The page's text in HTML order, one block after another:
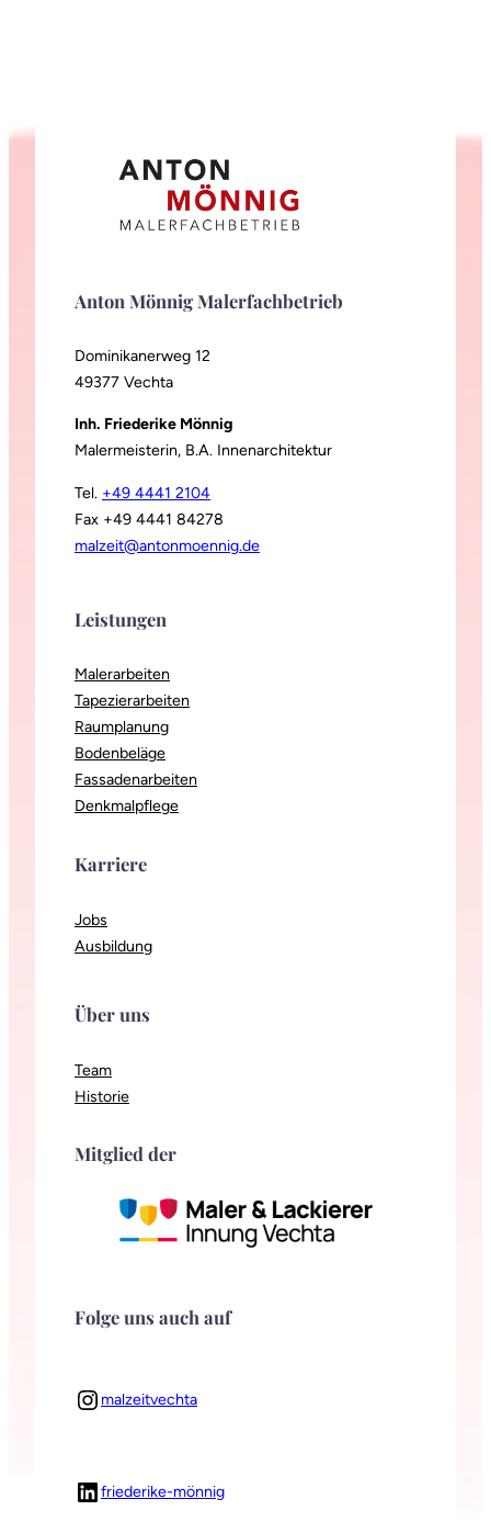
Anton Mönnig Malerfachbetrieb
Dominikanerweg 12
49377 Vechta
Inh. Friederike Mönnig
Malermeisterin, B.A. Innenarchitektur
Tel. +49 4441 2104
Fax +49 4441 84278
malzeit@antonmoennig.de
Leistungen
Malerarbeiten
Tapezierarbeiten
Raumplanung
Bodenbeläge
Fassadenarbeiten
Denkmalpflege
Karriere
Jobs
Ausbildung
Über uns
Team
Historie
Mitglied der
Folge uns auch auf
Instagram malzeitvechta
LinkedIn friederike-mönnig